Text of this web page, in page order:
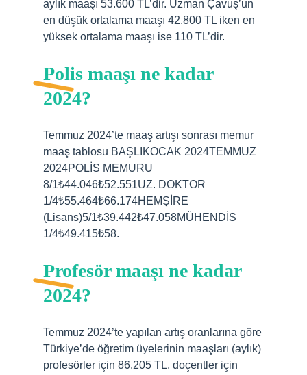
aylık maaşı 53.600 TL’dir. Uzman Çavuş’un
en düşük ortalama maaşı 42.800 TL iken en
yüksek ortalama maaşı ise 110 TL’dir.
Polis maaşı ne kadar
2024?
Temmuz 2024’te maaş artışı sonrası memur
maaş tablosu BAŞLIKOCAK 2024TEMMUZ
2024POLİS MEMURU
8/1₺44.046₺52.551UZ. DOKTOR
1/4₺55.464₺66.174HEMŞİRE
(Lisans)5/1₺39.442₺47.058MÜHENDİS
1/4₺49.415₺58.
Profesör maaşı ne kadar
2024?
Temmuz 2024’te yapılan artış oranlarına göre
Türkiye’de öğretim üyelerinin maaşları (aylık)
profesörler için 86.205 TL, doçentler için